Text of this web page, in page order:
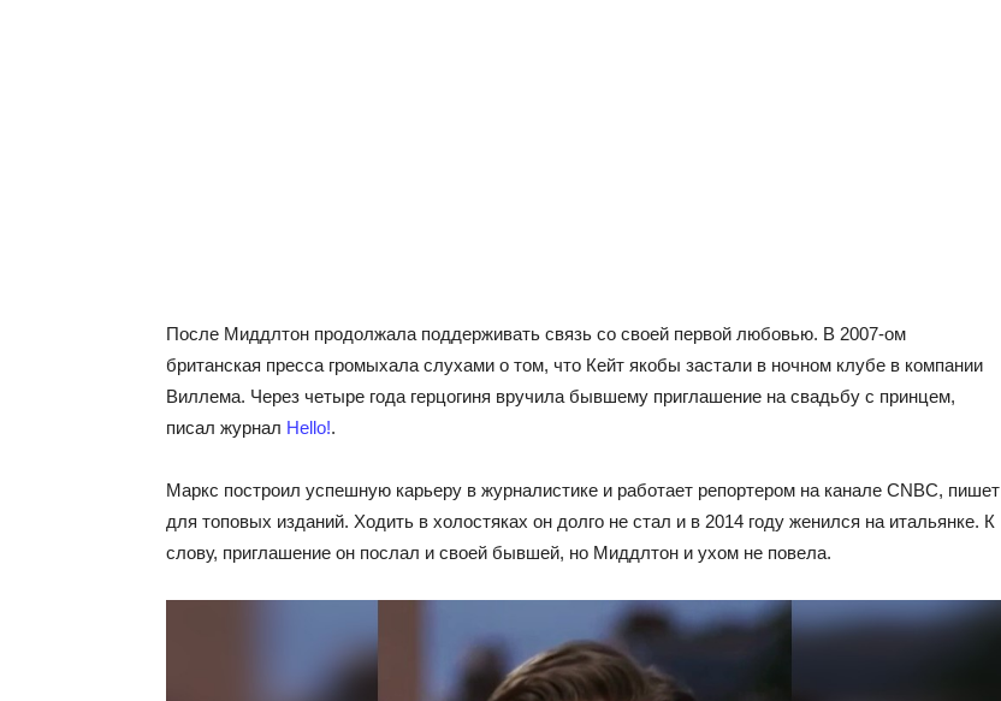
После Миддлтон продолжала поддерживать связь со своей первой любовью. В 2007-ом
британская пресса громыхала слухами о том, что Кейт якобы застали в ночном клубе в компании
Виллема. Через четыре года герцогиня вручила бывшему приглашение на свадьбу с принцем,
писал журнал Hello!.
Маркс построил успешную карьеру в журналистике и работает репортером на канале CNBC, пишет
для топовых изданий. Ходить в холостяках он долго не стал и в 2014 году женился на итальянке. К
слову, приглашение он послал и своей бывшей, но Миддлтон и ухом не повела.